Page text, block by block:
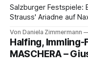
Salzburger Festspiele:
Strauss' Ariadne auf
Aufführung mit starken
Philharmonikern,
hinter den
Von Daniela Zimmermann
Halfing, Immling-
MASCHERA –